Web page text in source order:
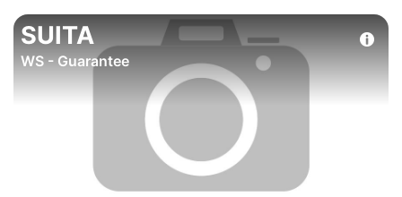
SUITA
WS - Guarantee